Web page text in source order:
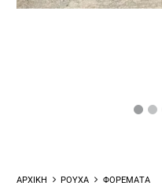
ΑΡΧΙΚΗ ΡΟΥΧΑ ΦΟΡΕΜΑΤΑ